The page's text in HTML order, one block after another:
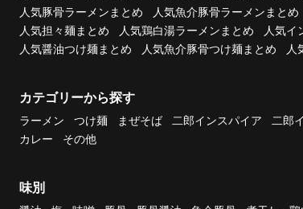
人気豚骨ラーメンまとめ
人気魚介豚骨ラーメンまとめ
人気担々麺まとめ
人気鶏白湯ラーメンまとめ
人気イ
人気醤油つけ麺まとめ
人気魚介豚骨つけ麺まとめ 人
カテゴリーから探す
ラーメン つけ麺 まぜそば 二郎インスパイア 二郎
カレー
その他
味別